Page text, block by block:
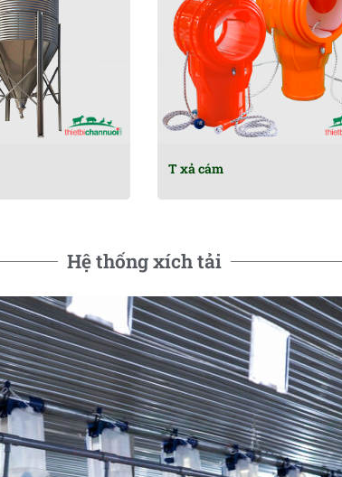
T xả cám
Hệ thống xích tải